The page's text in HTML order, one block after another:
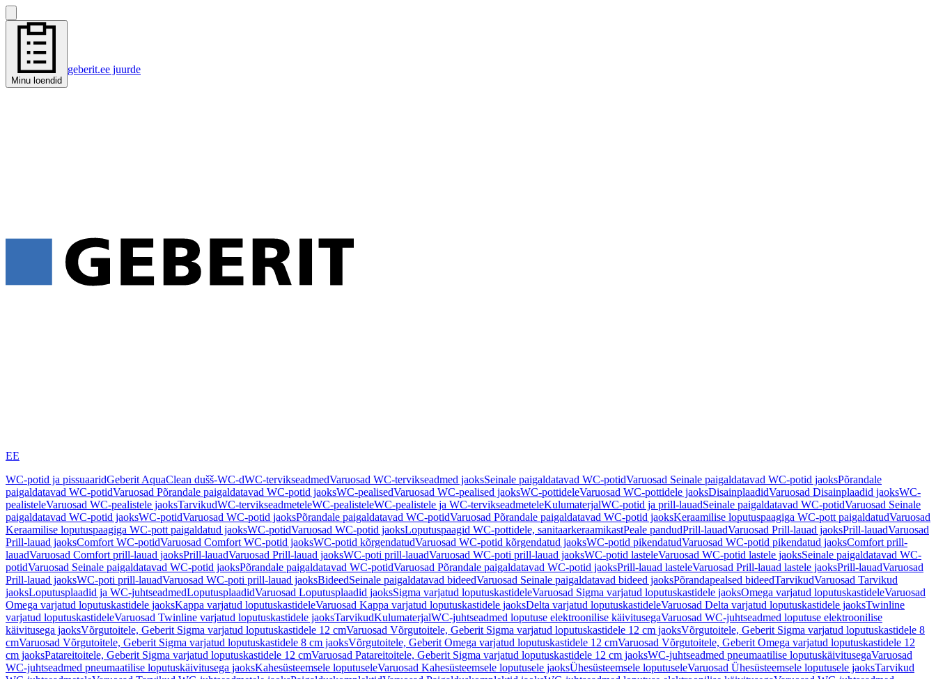
Minu loendid
geberit.ee juurde
EE
WC-potid ja pissuaaridGeberit AquaClean dušš-WC-dWC-tervikseadmedVaruosad WC-tervikseadmed jaoksSeinale paigaldatavad WC-potidVaruosad Seinale paigaldatavad WC-potid jaoksPõrandale
paigaldatavad WC-potidVaruosad Põrandale paigaldatavad WC-potid jaoksWC-pealisedVaruosad WC-pealised jaoksWC-pottideleVaruosad WC-pottidele jaoksDisainplaadidVaruosad Disainplaadid jaoksWC-
pealisteleVaruosad WC-pealistele jaoksTarvikudWC-tervikseadmeteleWC-pealisteleWC-pealistele ja WC-tervikseadmeteleKulumaterjalWC-potid ja prill-lauadSeinale paigaldatavad WC-potidVaruosad Seinale
paigaldatavad WC-potid jaoksWC-potidVaruosad WC-potid jaoksPõrandale paigaldatavad WC-potidVaruosad Põrandale paigaldatavad WC-potid jaoksKeraamilise loputuspaagiga WC-pott paigaldatudVaruosad
Keraamilise loputuspaagiga WC-pott paigaldatud jaoksWC-potidVaruosad WC-potid jaoksLoputuspaagid WC-pottidele, sanitaarkeraamikastPeale pandudPrill-lauadVaruosad Prill-lauad jaoksPrill-lauadVaruosad
Prill-lauad jaoksComfort WC-potidVaruosad Comfort WC-potid jaoksWC-potid kõrgendatudVaruosad WC-potid kõrgendatud jaoksWC-potid pikendatudVaruosad WC-potid pikendatud jaoksComfort prill-
lauadVaruosad Comfort prill-lauad jaoksPrill-lauadVaruosad Prill-lauad jaoksWC-poti prill-lauadVaruosad WC-poti prill-lauad jaoksWC-potid lasteleVaruosad WC-potid lastele jaoksSeinale paigaldatavad WC-
potidVaruosad Seinale paigaldatavad WC-potid jaoksPõrandale paigaldatavad WC-potidVaruosad Põrandale paigaldatavad WC-potid jaoksPrill-lauad lasteleVaruosad Prill-lauad lastele jaoksPrill-lauadVaruosad
Prill-lauad jaoksWC-poti prill-lauadVaruosad WC-poti prill-lauad jaoksBideedSeinale paigaldatavad bideedVaruosad Seinale paigaldatavad bideed jaoksPõrandapealsed bideedTarvikudVaruosad Tarvikud
jaoksLoputusplaadid ja WC-juhtseadmedLoputusplaadidVaruosad Loputusplaadid jaoksSigma varjatud loputuskastideleVaruosad Sigma varjatud loputuskastidele jaoksOmega varjatud loputuskastideleVaruosad
Omega varjatud loputuskastidele jaoksKappa varjatud loputuskastideleVaruosad Kappa varjatud loputuskastidele jaoksDelta varjatud loputuskastideleVaruosad Delta varjatud loputuskastidele jaoksTwinline
varjatud loputuskastideleVaruosad Twinline varjatud loputuskastidele jaoksTarvikudKulumaterjalWC-juhtseadmed loputuse elektroonilise käivitusegaVaruosad WC-juhtseadmed loputuse elektroonilise
käivitusega jaoksVõrgutoitele, Geberit Sigma varjatud loputuskastidele 12 cmVaruosad Võrgutoitele, Geberit Sigma varjatud loputuskastidele 12 cm jaoksVõrgutoitele, Geberit Sigma varjatud loputuskastidele 8
cmVaruosad Võrgutoitele, Geberit Sigma varjatud loputuskastidele 8 cm jaoksVõrgutoitele, Geberit Omega varjatud loputuskastidele 12 cmVaruosad Võrgutoitele, Geberit Omega varjatud loputuskastidele 12
cm jaoksPatareitoitele, Geberit Sigma varjatud loputuskastidele 12 cmVaruosad Patareitoitele, Geberit Sigma varjatud loputuskastidele 12 cm jaoksWC-juhtseadmed pneumaatilise loputuskäivitusegaVaruosad
WC-juhtseadmed pneumaatilise loputuskäivitusega jaoksKahesüsteemsele loputuseleVaruosad Kahesüsteemsele loputusele jaoksÜhesüsteemsele loputuseleVaruosad Ühesüsteemsele loputusele jaoksTarvikud